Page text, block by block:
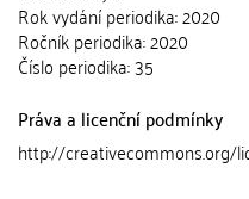
Rok vydání periodika: 2020
Ročník periodika: 2020
Číslo periodika: 35
Práva a licenční podmínky
http://creativecommons.org/